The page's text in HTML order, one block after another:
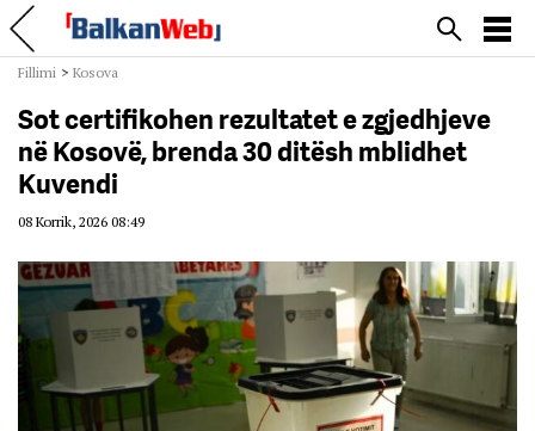
Fillimi > Kosova
Sot certifikohen rezultatet e zgjedhjeve
në Kosovë, brenda 30 ditësh mblidhet
Kuvendi
08 Korrik, 2026 08:49